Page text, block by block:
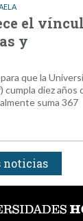
el
y
que la
cumpla diez años
suma 367
noticias